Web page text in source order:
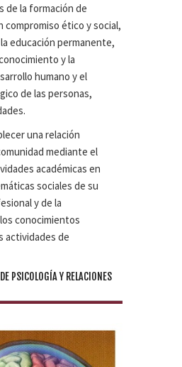
de la formación de
compromiso ético y social,
educación permanente,
y la
humano y el
de las personas,
una relación
mediante el
académicas en
sociales de su
y de la
conocimientos
actividades de
PSICOLOGÍA Y RELACIONES